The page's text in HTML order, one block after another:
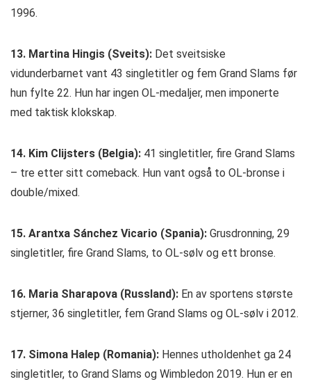
1996.
13. Martina Hingis (Sveits): Det sveitsiske
vidunderbarnet vant 43 singletitler og fem Grand Slams før
hun fylte 22. Hun har ingen OL-medaljer, men imponerte
med taktisk klokskap.
14. Kim Clijsters (Belgia): 41 singletitler, fire Grand Slams
– tre etter sitt comeback. Hun vant også to OL-bronse i
double/mixed.
15. Arantxa Sánchez Vicario (Spania): Grusdronning, 29
singletitler, fire Grand Slams, to OL-sølv og ett bronse.
16. Maria Sharapova (Russland): En av sportens største
stjerner, 36 singletitler, fem Grand Slams og OL-sølv i 2012.
17. Simona Halep (Romania): Hennes utholdenhet ga 24
singletitler, to Grand Slams og Wimbledon 2019. Hun er en